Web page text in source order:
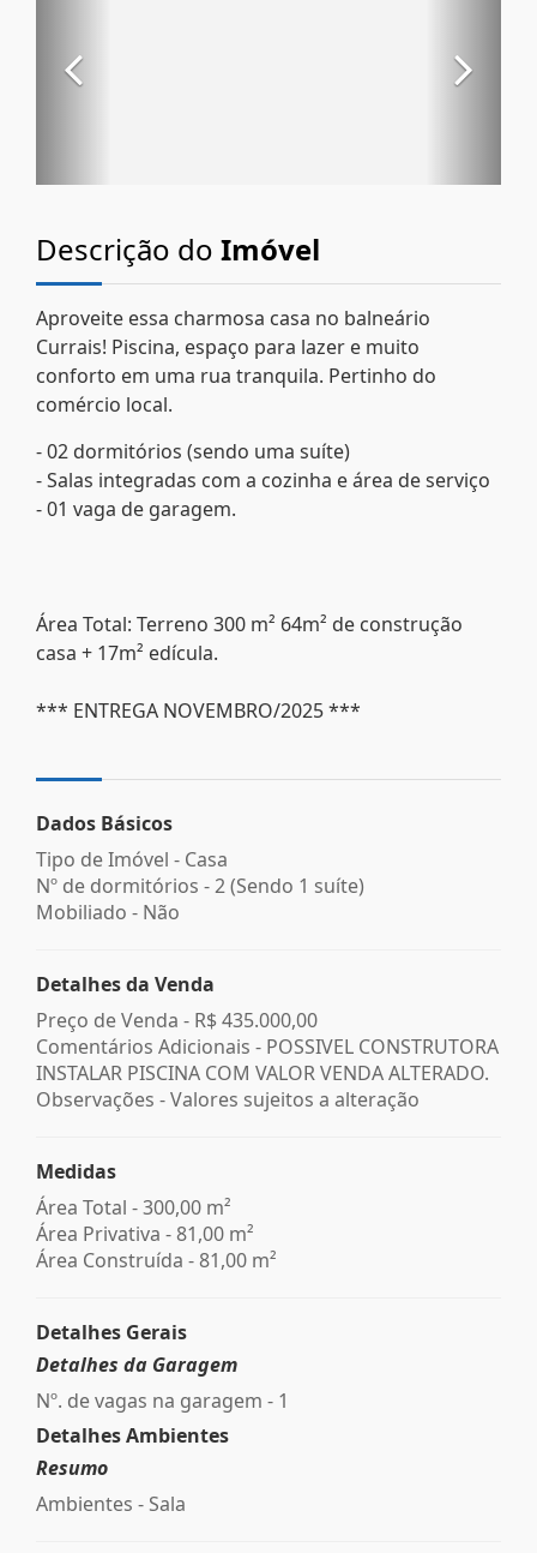
Descrição do Imóvel
Aproveite essa charmosa casa no balneário
Currais! Piscina, espaço para lazer e muito
conforto em uma rua tranquila. Pertinho do
comércio local.
- 02 dormitórios (sendo uma suíte)
- Salas integradas com a cozinha e área de serviço
- 01 vaga de garagem.
Área Total: Terreno 300 m² 64m² de construção
casa + 17m² edícula.
*** ENTREGA NOVEMBRO/2025 ***
Dados Básicos
Tipo de Imóvel - Casa
Nº de dormitórios - 2 (Sendo 1 suíte)
Mobiliado - Não
Detalhes da Venda
Preço de Venda - R$ 435.000,00
Comentários Adicionais - POSSIVEL CONSTRUTORA
INSTALAR PISCINA COM VALOR VENDA ALTERADO.
Observações - Valores sujeitos a alteração
Medidas
Área Total - 300,00 m²
Área Privativa - 81,00 m²
Área Construída - 81,00 m²
Detalhes Gerais
Detalhes da Garagem
Nº. de vagas na garagem - 1
Detalhes Ambientes
Resumo
Ambientes - Sala